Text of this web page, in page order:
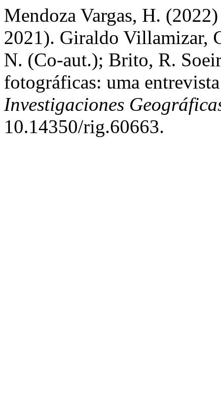
Mendoza Vargas, H.
2021). Giraldo Villamizar,
N. (Co-aut.); Brito, R.
fotográficas: uma
Investigaciones
10.14350/rig.60663.